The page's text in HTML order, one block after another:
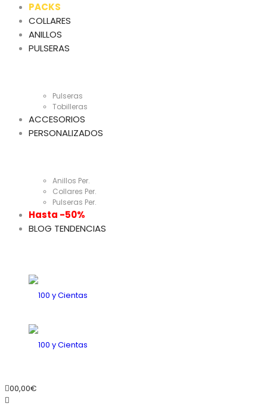
PACKS
COLLARES
ANILLOS
PULSERAS
Pulseras
Tobilleras
ACCESORIOS
PERSONALIZADOS
Anillos Per.
Collares Per.
Pulseras Per.
Hasta -50%
BLOG TENDENCIAS
00,00€